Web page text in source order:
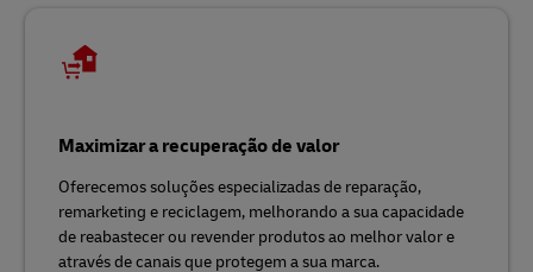
Maximizar a recuperação de valor
Oferecemos soluções especializadas de reparação,
remarketing e reciclagem, melhorando a sua capacidade
de reabastecer ou revender produtos ao melhor valor e
através de canais que protegem a sua marca.